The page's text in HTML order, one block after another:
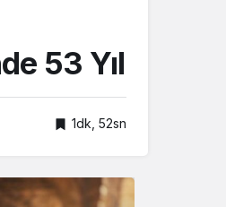
53 Yıl
1dk, 52sn